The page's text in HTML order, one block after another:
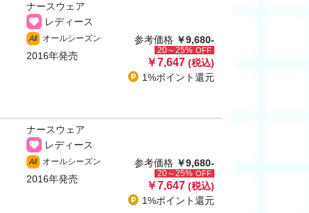
ナースウェア
レディース
All オールシーズン
2016年発売
参考価格 ￥9,680-
20～25% OFF
￥7,647 (税込)
1%ポイント還元
ナースウェア
レディース
All オールシーズン
2016年発売
参考価格 ￥9,680-
20～25% OFF
￥7,647 (税込)
1%ポイント還元